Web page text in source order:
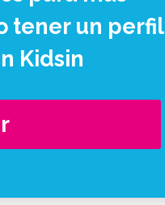
tener un perfil
Kidsin